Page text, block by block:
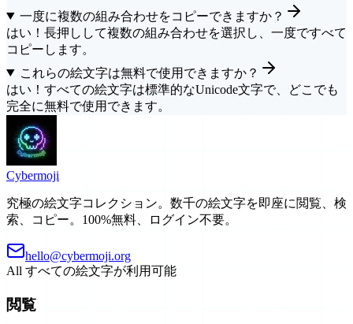
一度に複数の組み合わせをコピーできますか？
はい！長押しして複数の組み合わせを選択し、一度ですべて
コピーします。
これらの絵文字は無料で使用できますか？
はい！すべての絵文字は標準的なUnicode文字で、どこでも
完全に無料で使用できます。
Cybermoji
究極の絵文字コレクション。数千の絵文字を即座に閲覧、検
索、コピー。100%無料、ログイン不要。
hello@cybermoji.org
All すべての絵文字が利用可能
閲覧